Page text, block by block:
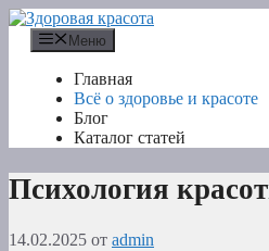
Перейти
содержимому
Меню
Главная
Всё о здоровье и красоте
Блог
Каталог статей
Психология
14.02.2025 от admin